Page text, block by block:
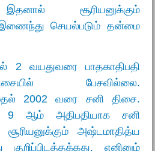
சூரியனுக்கும்
செயல்படும் தன்மை
2 வயதுவரை பாதகாதிபதி
பேசவில்லை.
2002 வரை சனி திசை.
9 ஆம் அதிபதியாக சனி
சூரியனுக்கும் அஷ்டமாதித்ய
எனினும்